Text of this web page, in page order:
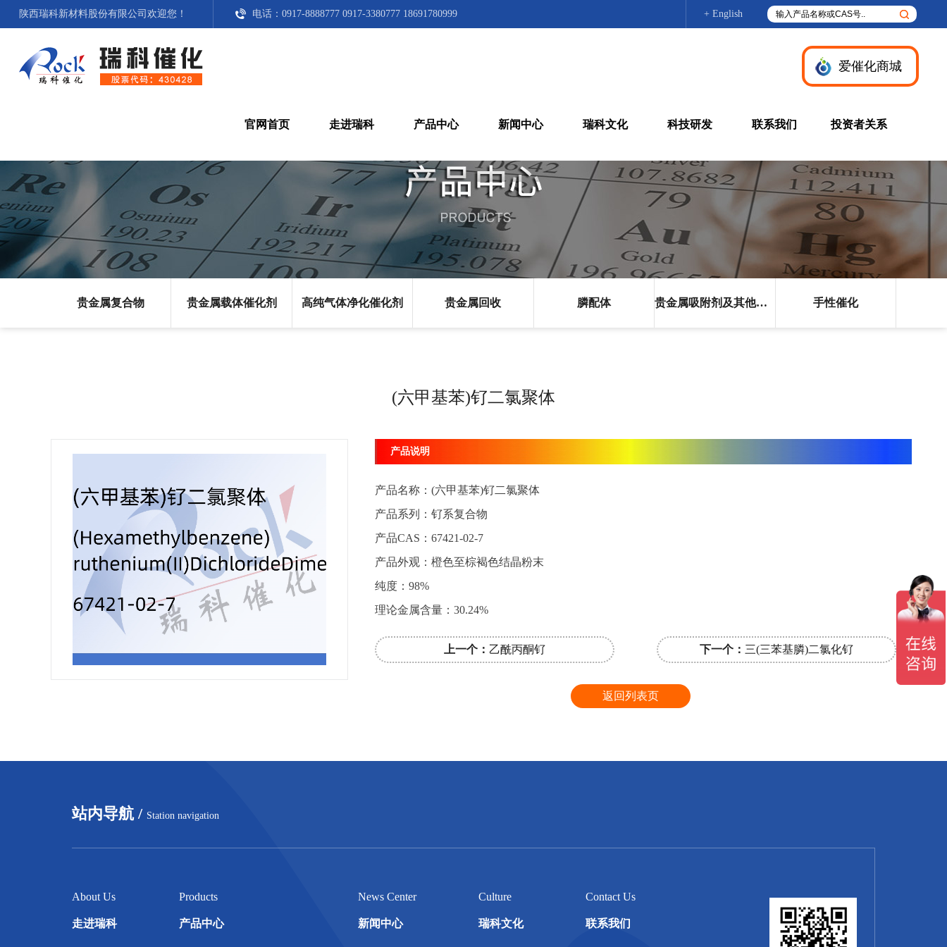
陕西瑞科新材料股份有限公司 欢迎您！ 电话：0917-8888777 0917-3380777 18691780999 + English
爱催化商城
官网首页 走进瑞科 产品中心 新闻中心 瑞科文化 科技研发 联系我们 投资者关系
贵金属复合物 贵金属载体催化剂 高纯气体净化催化剂 贵金属回收 膦配体 贵金属吸附剂及其他产品 手性催化
(六甲基苯)钌二氯聚体
产品说明
产品名称：(六甲基苯)钌二氯聚体
产品系列：钌系复合物
产品CAS：67421-02-7
产品外观：橙色至棕褐色结晶粉末
纯度：98%
理论金属含量：30.24%
上一个： 乙酰丙酮钌 下一个： 三(三苯基膦)二氯化钌
返回列表页
站内导航 / Station navigation
About Us
走进瑞科
Products
产品中心
News Center
新闻中心
Culture
瑞科文化
Contact Us
联系我们